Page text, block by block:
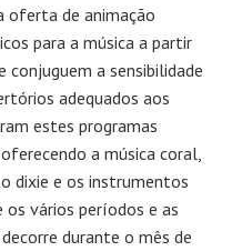
oferta de animação
para a música a partir
conjuguem a sensibilidade
adequados aos
estes programas
a música coral,
dixie e os instrumentos
os vários períodos e as
durante o mês de